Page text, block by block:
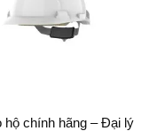
hộ chính hãng – Đại lý